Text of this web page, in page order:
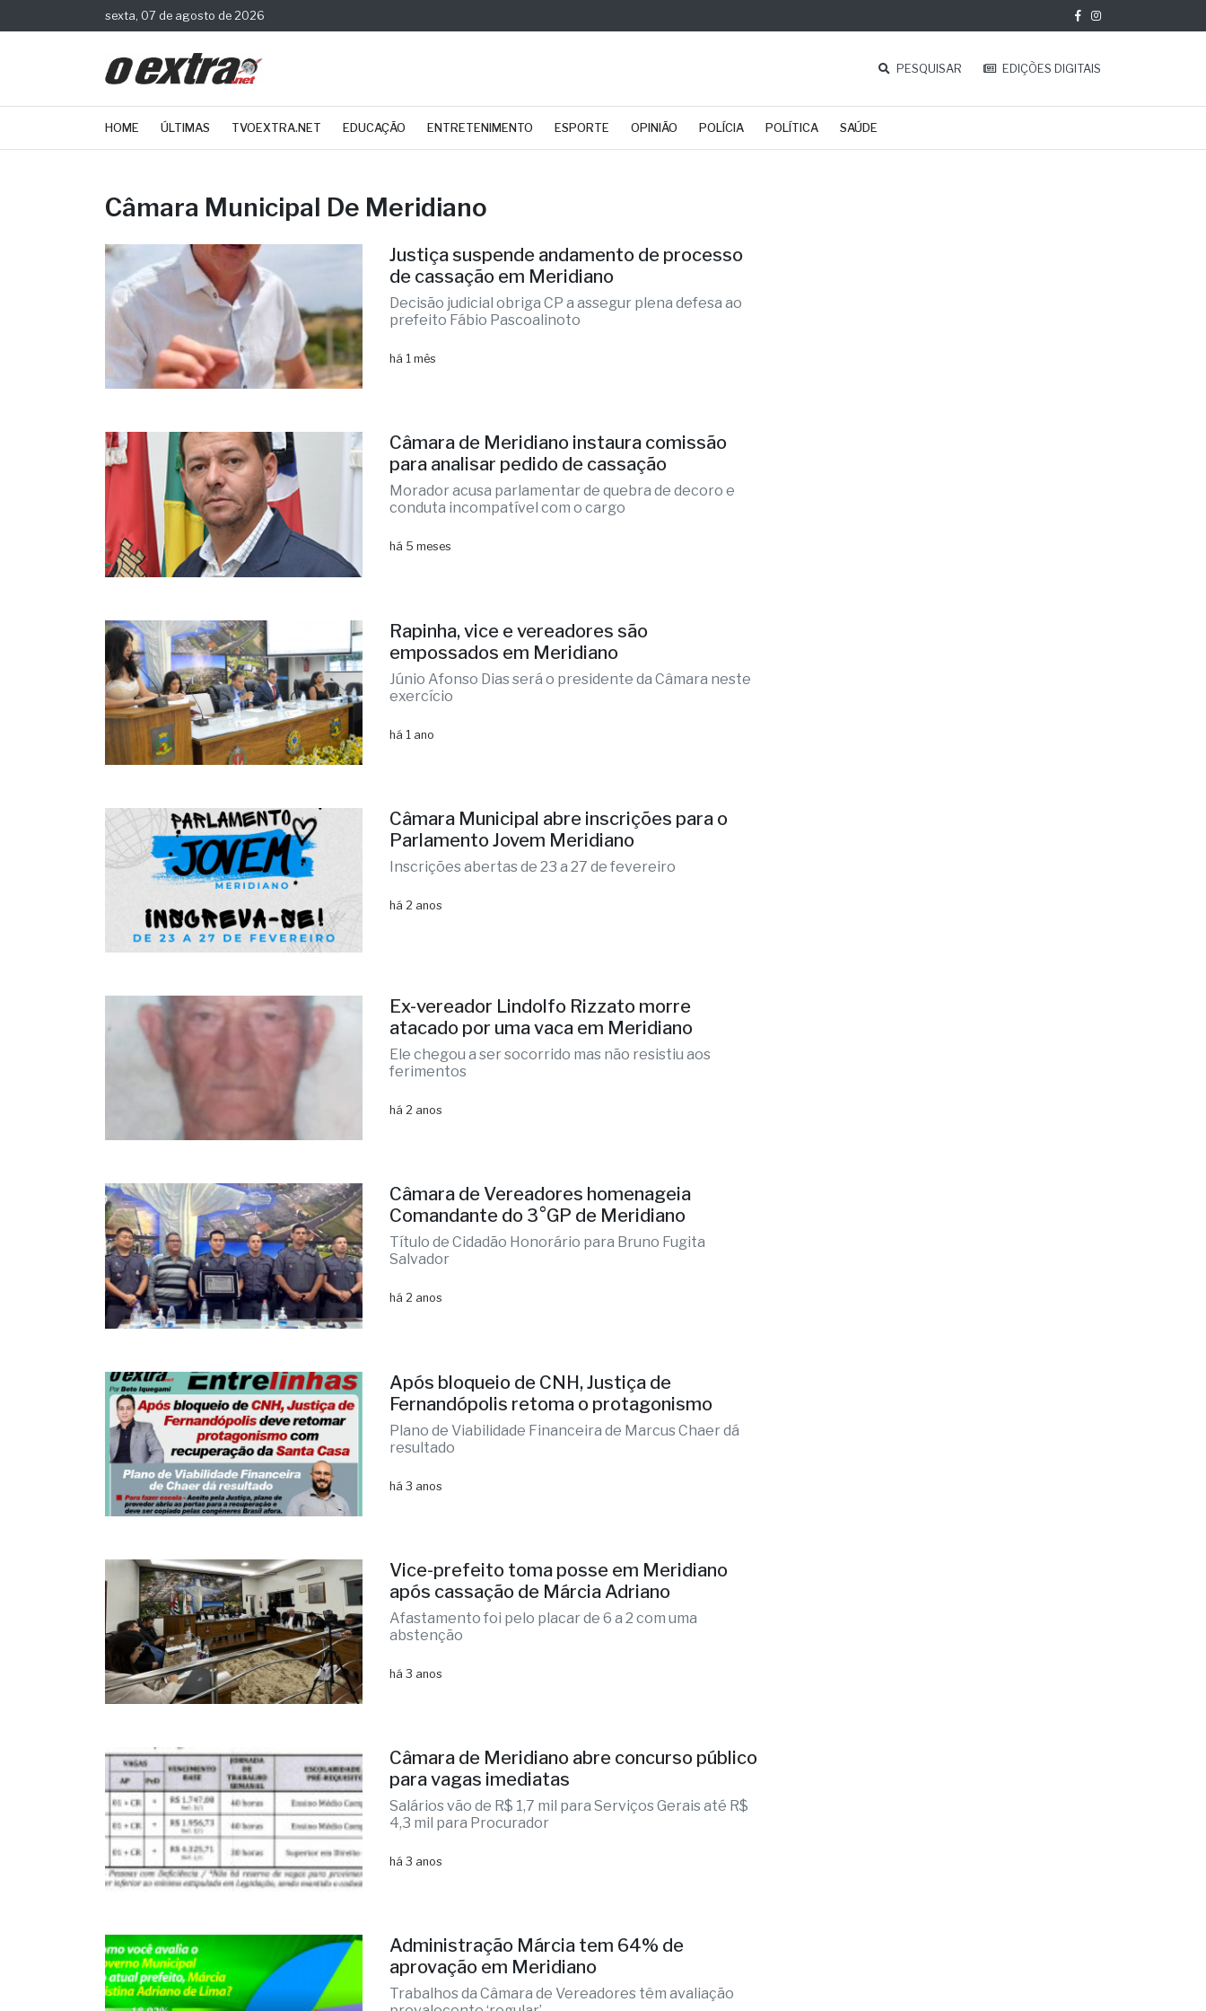
sexta, 07 de agosto de 2026
PESQUISAR EDIÇÕES DIGITAIS
HOME ÚLTIMAS TVOEXTRA.NET EDUCAÇÃO ENTRETENIMENTO ESPORTE OPINIÃO POLÍCIA POLÍTICA SAÚDE
Câmara Municipal De Meridiano
Justiça suspende andamento de processo
de cassação em Meridiano
Decisão judicial obriga CP a assegur plena defesa ao
prefeito Fábio Pascoalinoto
há 1 mês
Câmara de Meridiano instaura comissão
para analisar pedido de cassação
Morador acusa parlamentar de quebra de decoro e
conduta incompatível com o cargo
há 5 meses
Rapinha, vice e vereadores são
empossados em Meridiano
Júnio Afonso Dias será o presidente da Câmara neste
exercício
há 1 ano
Câmara Municipal abre inscrições para o
Parlamento Jovem Meridiano
Inscrições abertas de 23 a 27 de fevereiro
há 2 anos
Ex-vereador Lindolfo Rizzato morre
atacado por uma vaca em Meridiano
Ele chegou a ser socorrido mas não resistiu aos
ferimentos
há 2 anos
Câmara de Vereadores homenageia
Comandante do 3°GP de Meridiano
Título de Cidadão Honorário para Bruno Fugita
Salvador
há 2 anos
Após bloqueio de CNH, Justiça de
Fernandópolis retoma o protagonismo
Plano de Viabilidade Financeira de Marcus Chaer dá
resultado
há 3 anos
Vice-prefeito toma posse em Meridiano
após cassação de Márcia Adriano
Afastamento foi pelo placar de 6 a 2 com uma
abstenção
há 3 anos
Câmara de Meridiano abre concurso público
para vagas imediatas
Salários vão de R$ 1,7 mil para Serviços Gerais até R$
4,3 mil para Procurador
há 3 anos
Administração Márcia tem 64% de
aprovação em Meridiano
Trabalhos da Câmara de Vereadores têm avaliação